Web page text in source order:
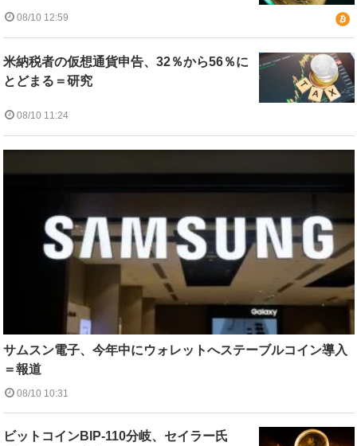
08/10 12:59
米納税者の仮想通貨申告、32％から56％に
とどまる＝研究
08/10 11:24
サムスン電子、今年中にウォレットへステーブルコイン導入
＝報道
08/10 10:31
ビットコインBIP-110分岐、セイラー氏